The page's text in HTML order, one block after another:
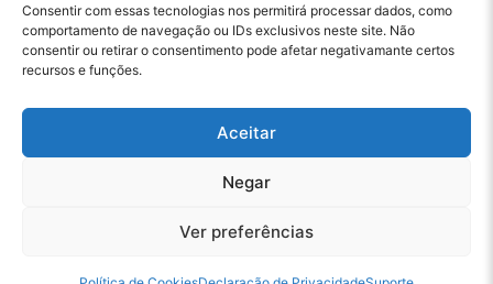
Consentir com essas tecnologias nos permitirá processar dados, como
comportamento de navegação ou IDs exclusivos neste site. Não
consentir ou retirar o consentimento pode afetar negativamante certos
recursos e funções.
Aceitar
Negar
Ver preferências
Política de privacidade
Termos & Condições
Desenvolvido pela